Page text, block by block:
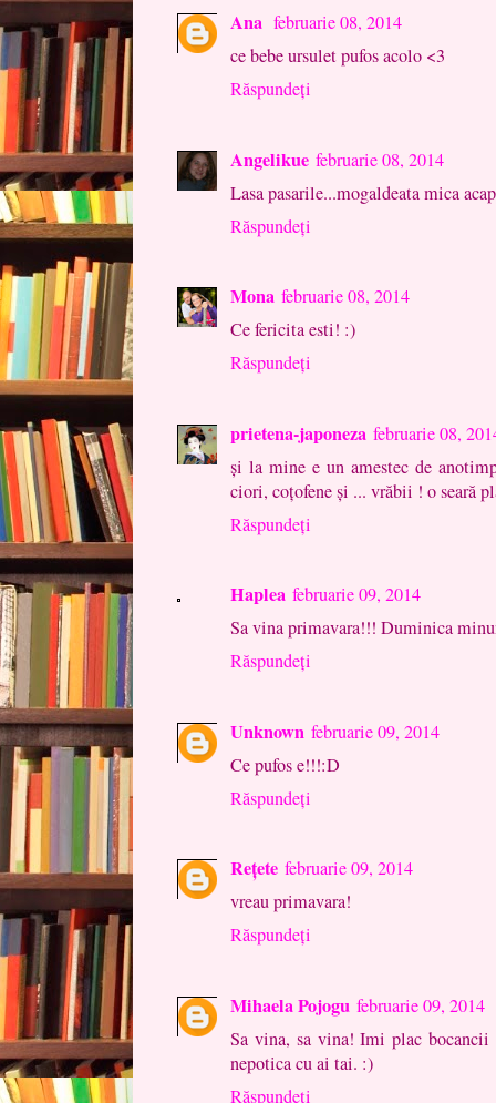
Ana februarie 08, 2014
ce bebe ursulet pufos acolo <3
Răspundeți
Angelikue februarie 08, 2014
Lasa pasarile...mogaldeata mica
Răspundeți
Mona februarie 08, 2014
Ce fericita esti! :)
Răspundeți
prietena-japoneza februarie 08,
şi la mine e un amestec de
ciori, coţofene şi ... vrăbii ! o seară
Răspundeți
Haplea februarie 09, 2014
Sa vina primavara!!! Duminica
Răspundeți
Unknown februarie 09, 2014
Ce pufos e!!!:D
Răspundeți
Rețete februarie 09, 2014
vreau primavara!
Răspundeți
Mihaela Pojogu februarie 09, 2014
Sa vina, sa vina! Imi plac
nepotica cu ai tai. :)
Răspundeți